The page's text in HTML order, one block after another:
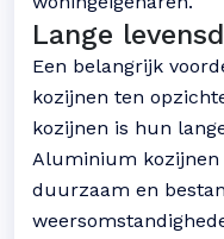
Lange
Een belangrijk
kozijnen ten
kozijnen is hun
Aluminium kozijnen
duurzaam en